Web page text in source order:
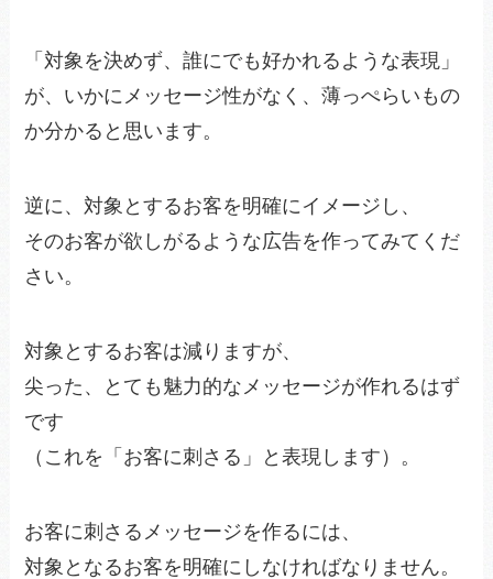
「対象を決めず、誰にでも好かれるような表現」
が、いかにメッセージ性がなく、薄っぺらいもの
か分かると思います。
逆に、対象とするお客を明確にイメージし、
そのお客が欲しがるような広告を作ってみてくだ
さい。
対象とするお客は減りますが、
尖った、とても魅力的なメッセージが作れるはず
です
（これを「お客に刺さる」と表現します）。
お客に刺さるメッセージを作るには、
対象となるお客を明確にしなければなりません。